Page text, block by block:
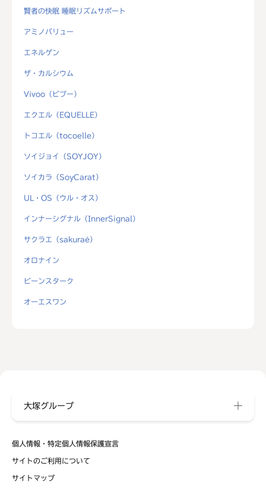
賢者の快眠 睡眠リズムサポート
アミノバリュー
エネルゲン
ザ・カルシウム
Vivoo（ビブー）
エクエル（EQUELLE）
トコエル（tocoelle）
ソイジョイ（SOYJOY）
ソイカラ（SoyCarat）
UL・OS（ウル・オス）
インナーシグナル（InnerSignal）
サクラエ（sakuraé）
オロナイン
ビーンスターク
オーエスワン
個人情報・特定個人情報保護宣言
サイトのご利用について
サイトマップ
大塚グループ